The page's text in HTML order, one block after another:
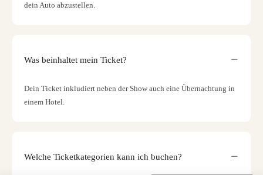
dein Auto abzustellen.
Was beinhaltet mein Ticket?
Dein Ticket inkludiert neben der Show auch eine Übernachtung in
einem Hotel.
Welche Ticketkategorien kann ich buchen?